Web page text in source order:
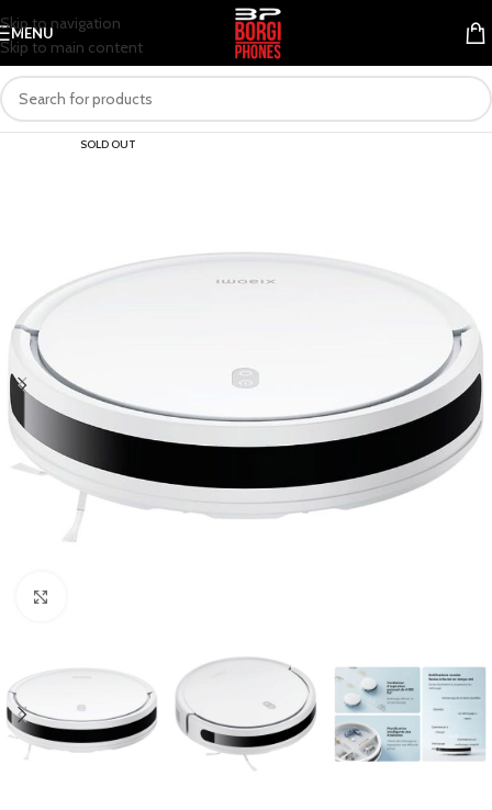
Skip to navigation
Skip to main content
MENU
SOLD OUT